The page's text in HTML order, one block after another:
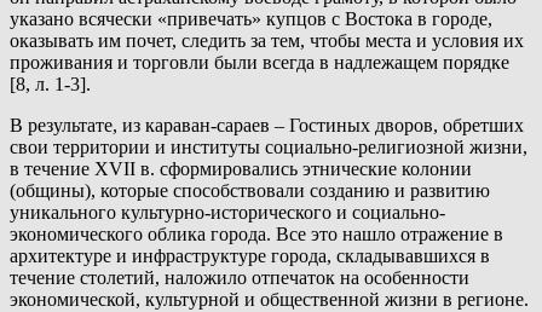
указано всячески «привечать» купцов с Востока в городе,
оказывать им почет, следить за тем, чтобы места и условия их
проживания и торговли были всегда в надлежащем порядке
[8, л. 1-3].
В результате, из караван-сараев – Гостиных дворов, обретших
свои территории и институты социально-религиозной жизни,
в течение XVII в. сформировались этнические колонии
(общины), которые способствовали созданию и развитию
уникального культурно-исторического и социально-
экономического облика города. Все это нашло отражение в
архитектуре и инфраструктуре города, складывавшихся в
течение столетий, наложило отпечаток на особенности
экономической, культурной и общественной жизни в регионе.